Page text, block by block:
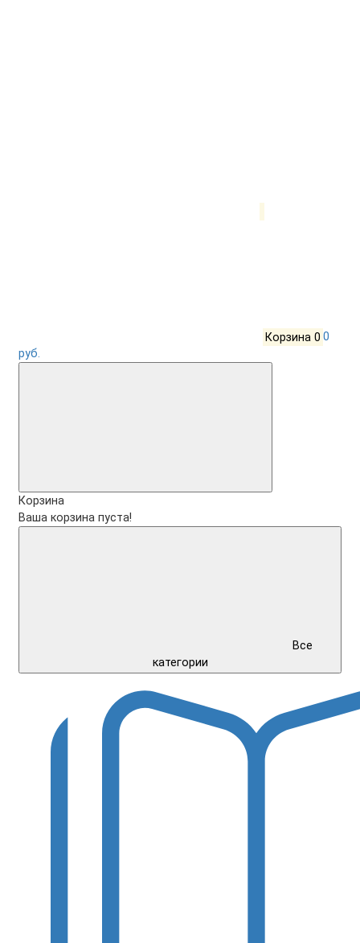
Корзина 0 0
руб.
Корзина
Ваша корзина пуста!
Все
категории